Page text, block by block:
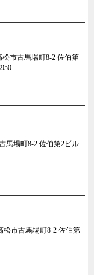
市古馬場町8-2 佐伯第
馬場町8-2 佐伯第2ビル
松市古馬場町8-2 佐伯第